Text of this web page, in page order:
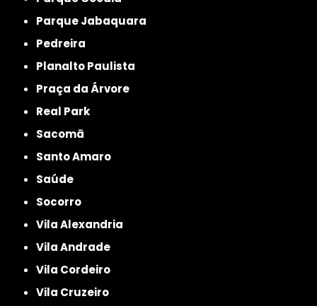
Parque Jabaquara
Pedreira
Planalto Paulista
Praça da Árvore
Real Park
Sacomã
Santo Amaro
Saúde
Socorro
Vila Alexandria
Vila Andrade
Vila Cordeiro
Vila Cruzeiro